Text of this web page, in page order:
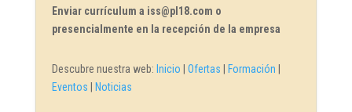
Enviar currículum a iss@pl18.com o
presencialmente en la recepción de la empresa
Descubre nuestra web: Inicio Ofertas Formación
Eventos
Noticias